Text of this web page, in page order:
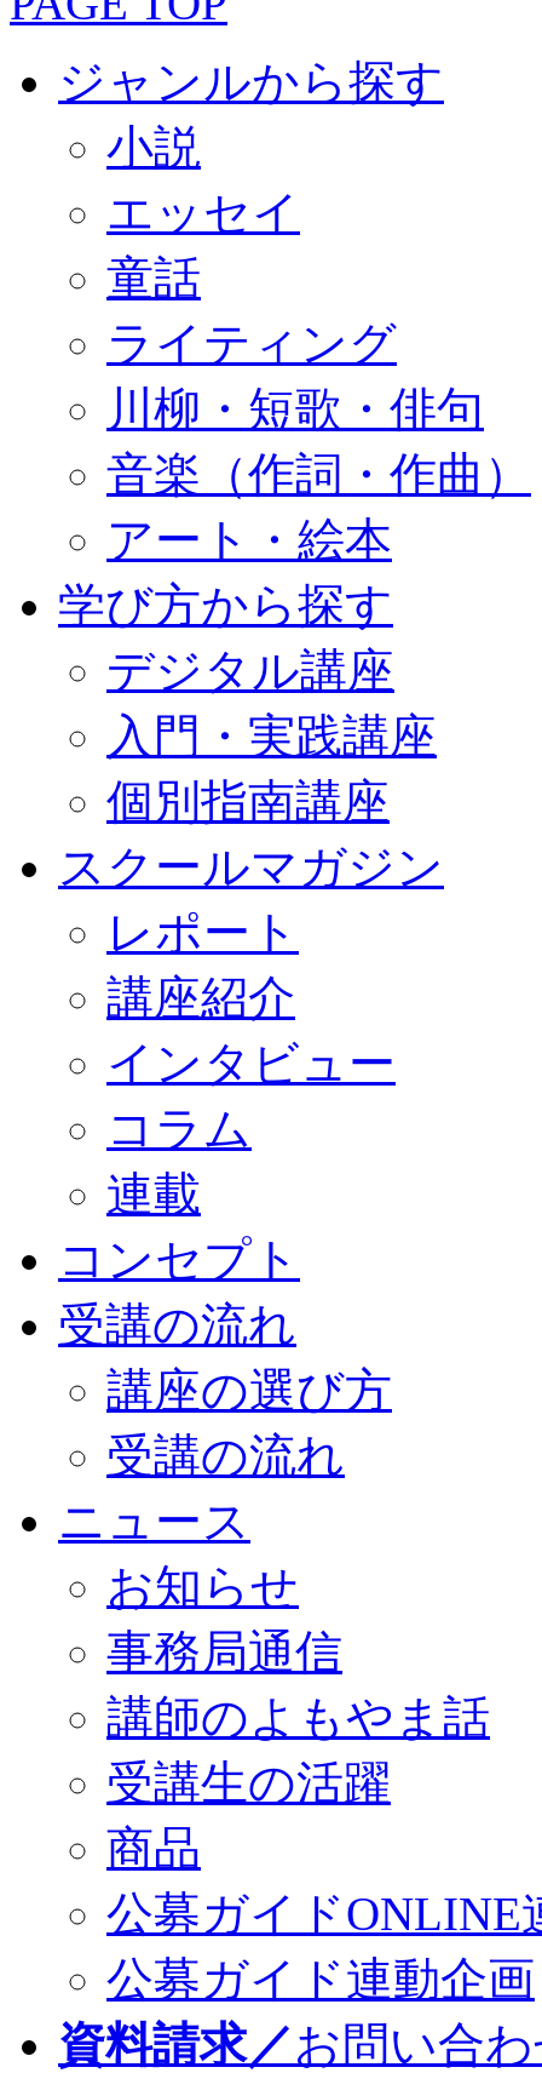
ジャンルから探す
小説
エッセイ
童話
ライティング
川柳・短歌・俳句
音楽（作詞・作曲）
アート・絵本
学び方から探す
デジタル講座
入門・実践講座
個別指南講座
スクールマガジン
レポート
講座紹介
インタビュー
コラム
連載
コンセプト
受講の流れ
講座の選び方
受講の流れ
ニュース
お知らせ
事務局通信
講師のよもやま話
受講生の活躍
商品
公募ガイドONLINE
公募ガイド連動企画
資料請求／お問い合